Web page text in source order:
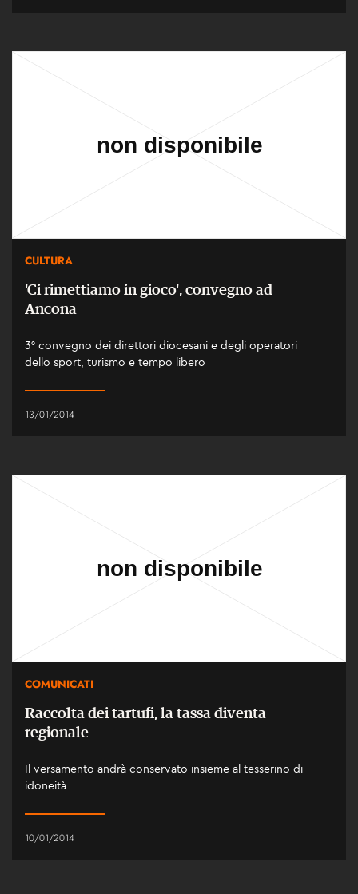
CULTURA
'Ci rimettiamo in gioco', convegno ad
Ancona
3° convegno dei direttori diocesani e degli operatori
dello sport, turismo e tempo libero
13/01/2014
COMUNICATI
Raccolta dei tartufi, la tassa diventa
regionale
Il versamento andrà conservato insieme al tesserino di
idoneità
10/01/2014